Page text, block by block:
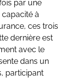
par une
à
ces trois
dernière est
avec le
dans un
participant